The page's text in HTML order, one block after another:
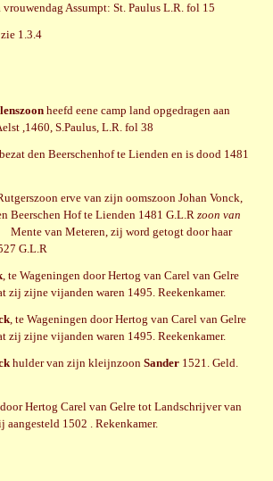
Assumpt: St. Paulus L.R. fol 15
1.3.4
heefd eene camp land opgedragen aan
,1460, S.Paulus, L.R. fol 38
den Beerschenhof te Lienden en is dood 1481
erve van zijn oomszoon Johan Vonck,
Beerschen Hof te Lienden 1481 G.L.R zoon van
van Meteren, zij word getogt door haar
G.L.R
, te Wageningen door Hertog van Carel van Gelre
zij zijne vijanden waren 1495. Reekenkamer.
, te Wageningen door Hertog van Carel van Gelre
zij zijne vijanden waren 1495. Reekenkamer.
hulder van zijn kleijnzoon Sander 1521. Geld.
Hertog Carel van Gelre tot Landschrijver van
aangesteld 1502 . Rekenkamer.